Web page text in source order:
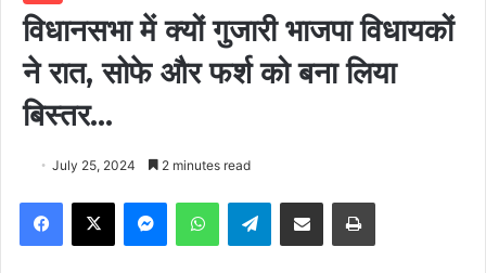
विधानसभा में क्यों गुजारी भाजपा विधायकों
ने रात, सोफे और फर्श को बना लिया
बिस्तर…
July 25, 2024 2 minutes read
Facebook
X MessengerWhatsAppTelegramShare via Email Print